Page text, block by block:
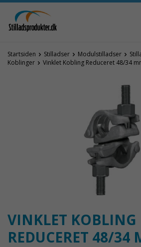
Startsiden Stilladser Modulstilladser
Koblinger
Vinklet Kobling Reduceret 48/34
VINKLET KOBLING
REDUCERET 48/34